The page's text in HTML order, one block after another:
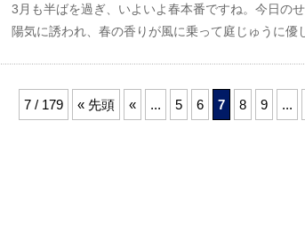
3月も半ばを過ぎ、いよいよ春本番ですね。今日の
陽気に誘われ、春の香りが風に乗って庭じゅうに優
7 / 179 « 先頭 « ... 5 6 7 8 9 ...